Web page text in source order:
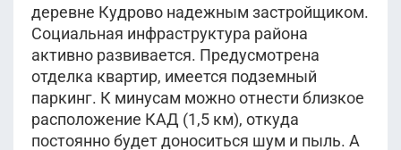
деревне Кудрово надежным застройщиком.
Социальная инфраструктура района
активно развивается. Предусмотрена
отделка квартир, имеется подземный
паркинг. К минусам можно отнести близкое
расположение КАД (1,5 км), откуда
постоянно будет доноситься шум и пыль. А